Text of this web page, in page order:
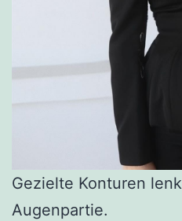
Gezielte Konturen
Augenpartie.